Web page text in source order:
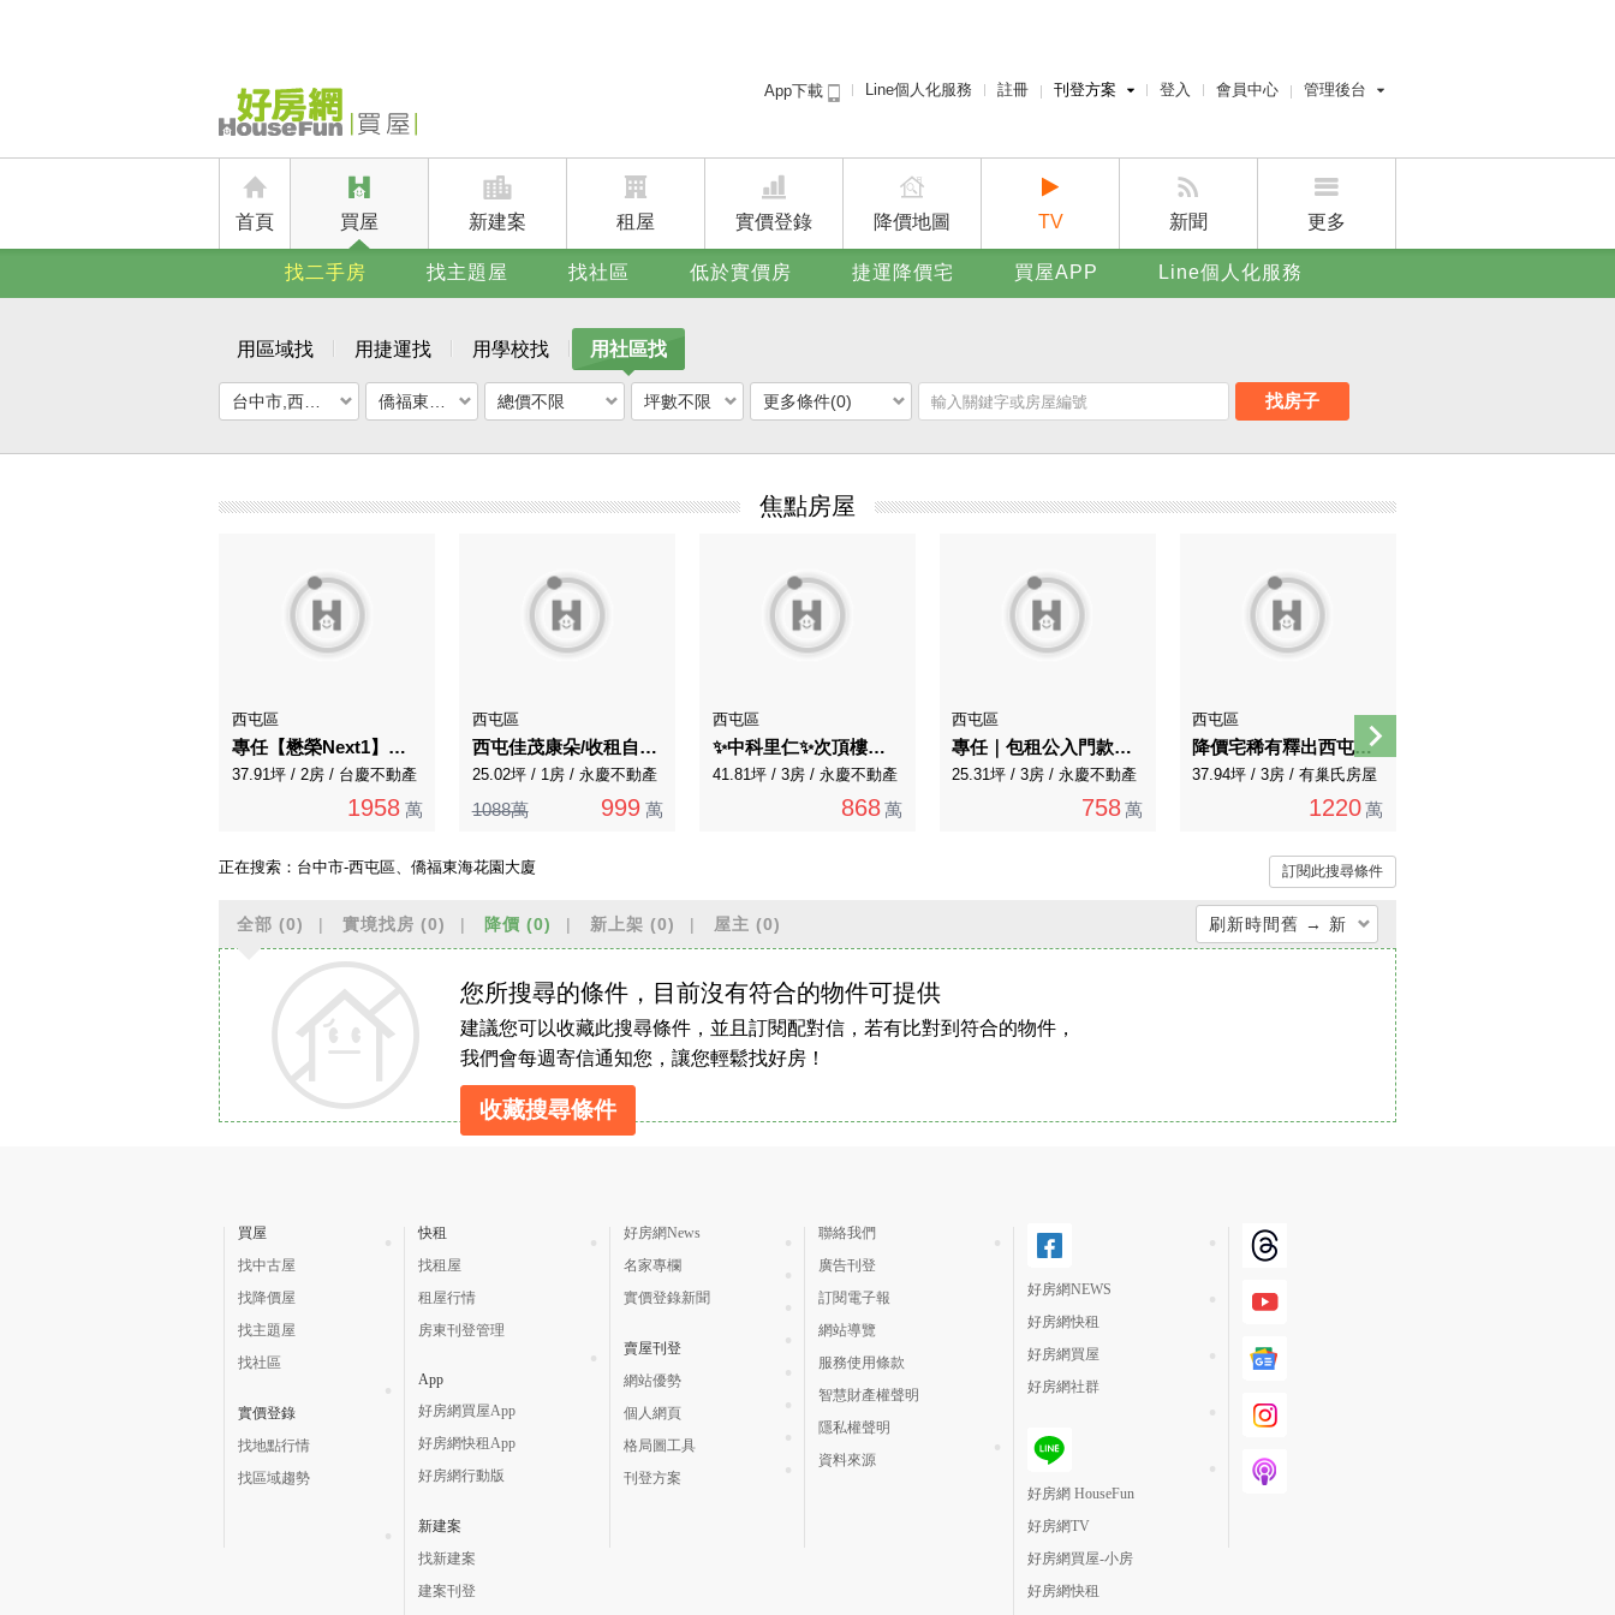
App下載 Line個人化服務 註冊 刊登方案
賣屋刊登
廣告刊登
登入 會員中心 管理後台
屋主管理後台
首頁 買屋 新建案 租屋 實價登錄 降價地圖 TV 新聞 更多
賣屋刊登
找二手房 找主題屋 找社區 低於實價房 捷運降價宅 買屋APP Line個人化服務
用區域找 用捷運找 用學校找 用社區找
總價不限 坪數不限 更多條件(0) 找房子
焦點房屋
西屯區
專任【懋榮Next1】高樓視野美2房平車
37.91坪 / 2房 / 台慶不動產
1958 萬
西屯區
西屯佳茂康朵/收租自用/附車位捷運小豪宅
25.02坪 / 1房 / 永慶不動產
1088萬 999 萬
西屯區
✨中科里仁✨次頂樓標準三房稀有釋出
41.81坪 / 3房 / 永慶不動產
868 萬
西屯區
專任｜包租公入門款｜低總價逢甲商圈電梯收租三套
25.31坪 / 3房 / 永慶不動產
758 萬
西屯區
降價宅稀有釋出西屯逢甲商圈順天首購三房車位
37.94坪 / 3房 / 有巢氏房屋
1220 萬
正在搜索： 台中市-西屯區、僑福東海花園大廈 訂閱此搜尋條件
全部 (0) 實境找房 (0) 降價 (0) 新上架 (0) 屋主 (0) 刷新時間舊 → 新
上架日期新 → 舊
刷新時間新 → 舊
月熱門度高 → 低
您所搜尋的條件，目前沒有符合的物件可提供
建議您可以收藏此搜尋條件，並且訂閱配對信，若有比對到符合的物件，
我們會每週寄信通知您，讓您輕鬆找好房！
收藏搜尋條件
買屋
找中古屋
找降價屋
找主題屋
找社區
實價登錄
找地點行情
找區域趨勢
快租
找租屋
租屋行情
房東刊登管理
App
好房網買屋App
好房網快租App
好房網行動版
新建案
找新建案
建案刊登
好房網News
名家專欄
實價登錄新聞
賣屋刊登
網站優勢
個人網頁
格局圖工具
刊登方案
聯絡我們
廣告刊登
訂閱電子報
網站導覽
服務使用條款
智慧財產權聲明
隱私權聲明
資料來源
好房網NEWS
好房網快租
好房網買屋
好房網社群
好房網 HouseFun
好房網TV
好房網買屋-小房
好房網快租